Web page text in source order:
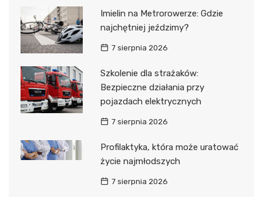
Imielin na Metrorowerze: Gdzie
najchętniej jeździmy?
7 sierpnia 2026
Szkolenie dla strażaków:
Bezpieczne działania przy
pojazdach elektrycznych
7 sierpnia 2026
Profilaktyka, która może uratować
życie najmłodszych
7 sierpnia 2026